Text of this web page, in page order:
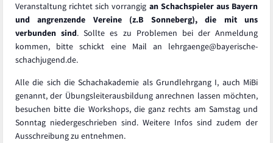
Veranstaltung richtet sich vorrangig an Schachspieler aus Bayern
und angrenzende Vereine (z.B Sonneberg), die mit uns
verbunden sind. Sollte es zu Problemen bei der Anmeldung
kommen, bitte schickt eine Mail an lehrgaenge@bayerische-
schachjugend.de.
Alle die sich die Schachakademie als Grundlehrgang I, auch MiBi
genannt, der Übungsleiterausbildung anrechnen lassen möchten,
besuchen bitte die Workshops, die ganz rechts am Samstag und
Sonntag niedergeschrieben sind. Weitere Infos sind zudem der
Ausschreibung zu entnehmen.